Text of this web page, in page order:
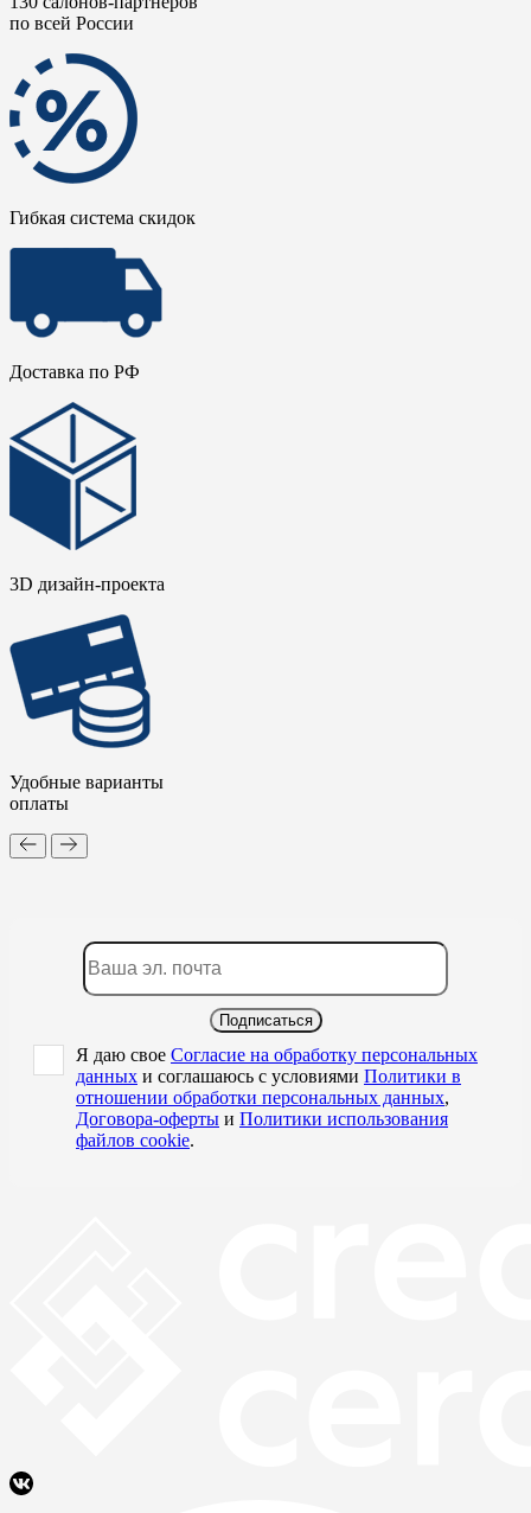
по всей России
Гибкая система скидок
Доставка по РФ
3D дизайн-проекта
Удобные варианты
оплаты
Подписаться
Я даю свое Согласие на обработку персональных
данных и соглашаюсь с условиями Политики в
отношении обработки персональных данных,
Договора-оферты и Политики использования
файлов cookie.